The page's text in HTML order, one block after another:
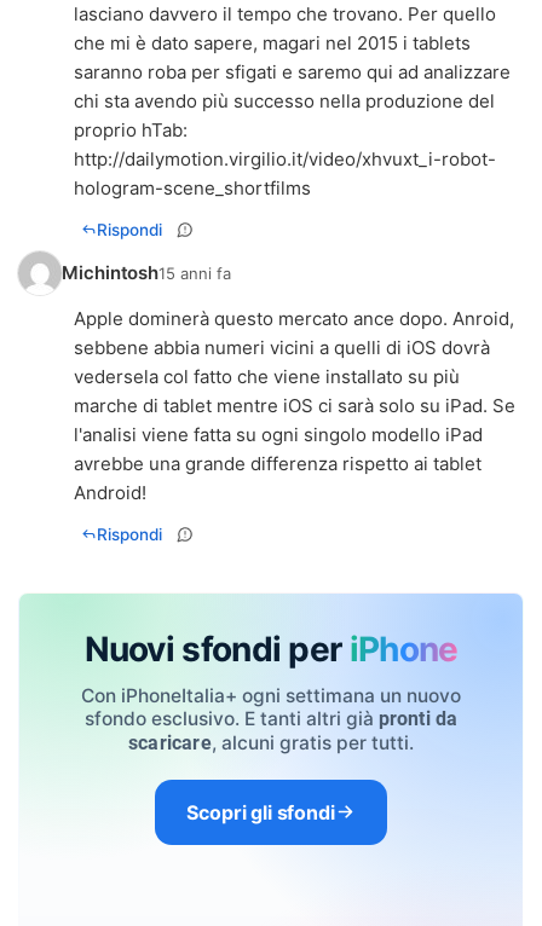
lasciano davvero il tempo che trovano. Per quello
che mi è dato sapere, magari nel 2015 i tablets
saranno roba per sfigati e saremo qui ad analizzare
chi sta avendo più successo nella produzione del
proprio hTab:
http://dailymotion.virgilio.it/video/xhvuxt_i-robot-
hologram-scene_shortfilms
Rispondi
Michintosh15 anni fa
Apple dominerà questo mercato ance dopo. Anroid,
sebbene abbia numeri vicini a quelli di iOS dovrà
vedersela col fatto che viene installato su più
marche di tablet mentre iOS ci sarà solo su iPad. Se
l'analisi viene fatta su ogni singolo modello iPad
avrebbe una grande differenza rispetto ai tablet
Android!
Rispondi
Nuovi sfondi per iPhone
Con iPhoneItalia+ ogni settimana un nuovo
sfondo esclusivo. E tanti altri già pronti da
scaricare, alcuni gratis per tutti.
Scopri gli sfondi